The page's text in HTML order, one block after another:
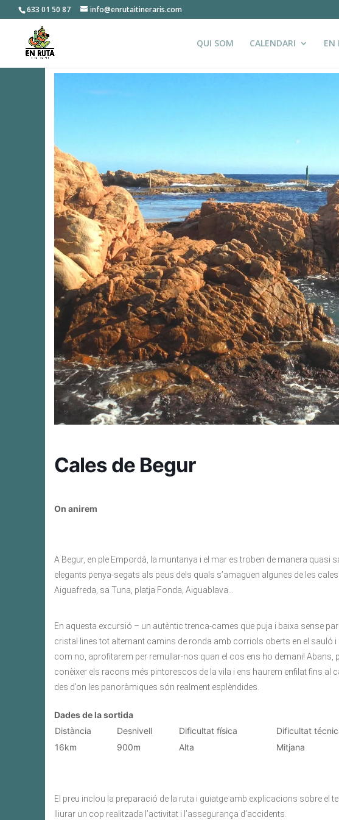
633 01 50 87 info@enrutaitineraris.com
QUI SOM CALENDARI EN
Cales de Begur
On anirem
A Begur, en ple Empordà, la muntanya i el mar es troben de manera quasi
elegants penya-segats als peus dels quals s’amaguen algunes de les
Aiguafreda, sa Tuna, platja Fonda, Aiguablava…
En aquesta excursió – un autèntic trenca-cames que puja i baixa sense
cristal·lines tot alternant camins de ronda amb corriols oberts en el sauló i
com no, aprofitarem per remullar-nos quan el cos ens ho demani! Abans,
conèixer els racons més pintorescos de la vila i ens haurem enfilat fins al
des d’on les panoràmiques són realment esplèndides.
Dades de la sortida
Distància
Desnivell Dificultat física Dificultat
16km
900m Alta Mitjana
El preu inclou la preparació de la ruta i guiatge amb explicacions sobre el
lliurar un cop realitzada l’activitat i l’assegurança d’accidents.